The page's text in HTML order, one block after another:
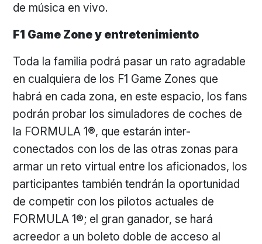
de música en vivo.
F1 Game Zone y entretenimiento
Toda la familia podrá pasar un rato agradable
en cualquiera de los F1 Game Zones que
habrá en cada zona, en este espacio, los fans
podrán probar los simuladores de coches de
la FORMULA 1®, que estarán inter-
conectados con los de las otras zonas para
armar un reto virtual entre los aficionados, los
participantes también tendrán la oportunidad
de competir con los pilotos actuales de
FORMULA 1®; el gran ganador, se hará
acreedor a un boleto doble de acceso al